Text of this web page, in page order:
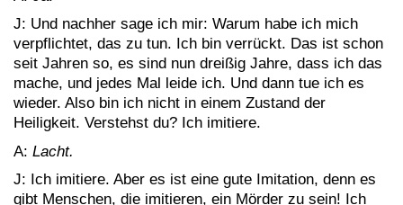
J: Und nachher sage ich mir: Warum habe ich mich
verpflichtet, das zu tun. Ich bin verrückt. Das ist schon
seit Jahren so, es sind nun dreißig Jahre, dass ich das
mache, und jedes Mal leide ich. Und dann tue ich es
wieder. Also bin ich nicht in einem Zustand der
Heiligkeit. Verstehst du? Ich imitiere.
A: Lacht.
J: Ich imitiere. Aber es ist eine gute Imitation, denn es
gibt Menschen, die imitieren, ein Mörder zu sein! Ich